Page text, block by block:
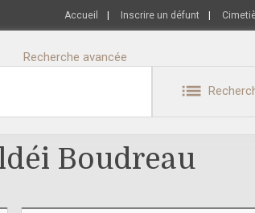
Accueil Inscrire un défunt
Recherche avancée
Boudreau